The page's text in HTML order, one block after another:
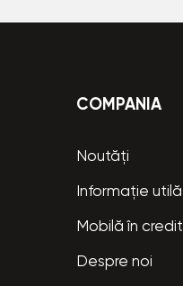
COMPANIA
Noutăți
Informație utilă
Mobilă în credit
Despre noi